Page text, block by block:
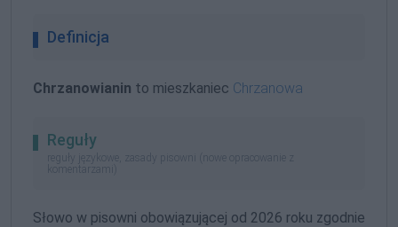
Definicja
Chrzanowianin to mieszkaniec Chrzanowa
Reguły
reguły językowe, zasady pisowni (nowe opracowanie z
komentarzami)
Słowo w pisowni obowiązującej od 2026 roku zgodnie